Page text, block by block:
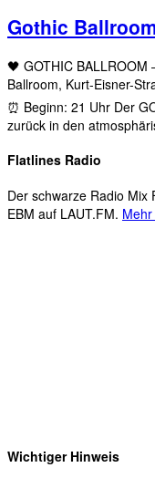
Gothic
🖤 GOTHIC
Ballroom, Kurt-Eisner-
⏰ Beginn: 21 Uhr Der
zurück in den
Flatlines Radio
Der schwarze Radio Mix
EBM auf LAUT.FM.
Wichtiger Hinweis